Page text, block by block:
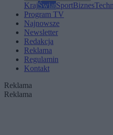
KrajŚwiatSportBiznes
Program TV
Najnowsze
Newsletter
Redakcja
Reklama
Regulamin
Kontakt
Reklama
Reklama